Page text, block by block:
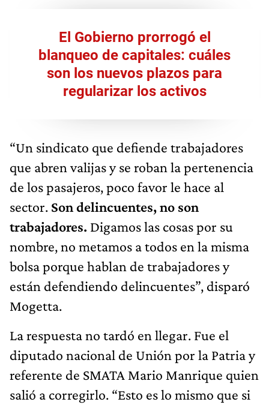
El Gobierno prorrogó el
blanqueo de capitales: cuáles
son los nuevos plazos para
regularizar los activos
“Un sindicato que defiende trabajadores
que abren valijas y se roban la pertenencia
de los pasajeros, poco favor le hace al
sector. Son delincuentes, no son
trabajadores. Digamos las cosas por su
nombre, no metamos a todos en la misma
bolsa porque hablan de trabajadores y
están defendiendo delincuentes”, disparó
Mogetta.
La respuesta no tardó en llegar. Fue el
diputado nacional de Unión por la Patria y
referente de SMATA Mario Manrique quien
salió a corregirlo. “Esto es lo mismo que si